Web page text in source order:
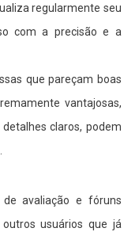
regularmente seu
com a precisão e a
que pareçam boas
vantajosas,
claros, podem
de avaliação e fóruns
usuários que já